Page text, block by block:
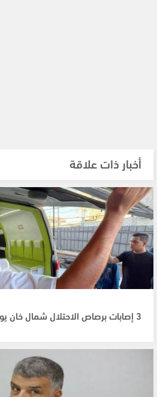
أخبار ذات علاقة
3 إصابات برصاص الاحتلال شمال خان يونس